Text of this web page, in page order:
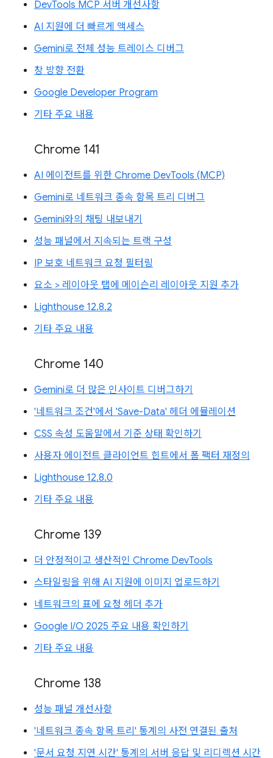
DevTools MCP 서버 개선사항
AI 지원에 더 빠르게 액세스
Gemini로 전체 성능 트레이스 디버그
창 방향 전환
Google Developer Program
기타 주요 내용
Chrome 141
AI 에이전트를 위한 Chrome DevTools (MCP)
Gemini로 네트워크 종속 항목 트리 디버그
Gemini와의 채팅 내보내기
성능 패널에서 지속되는 트랙 구성
IP 보호 네트워크 요청 필터링
요소 > 레이아웃 탭에 메이슨리 레이아웃 지원 추가
Lighthouse 12.8.2
기타 주요 내용
Chrome 140
Gemini로 더 많은 인사이트 디버그하기
'네트워크 조건'에서 'Save-Data' 헤더 에뮬레이션
CSS 속성 도움말에서 기준 상태 확인하기
사용자 에이전트 클라이언트 힌트에서 폼 팩터 재정의
Lighthouse 12.8.0
기타 주요 내용
Chrome 139
더 안정적이고 생산적인 Chrome DevTools
스타일링을 위해 AI 지원에 이미지 업로드하기
네트워크의 표에 요청 헤더 추가
Google I/O 2025 주요 내용 확인하기
기타 주요 내용
Chrome 138
성능 패널 개선사항
'네트워크 종속 항목 트리' 통계의 사전 연결된 출처
'문서 요청 지연 시간' 통계의 서버 응답 및 리디렉션 시간